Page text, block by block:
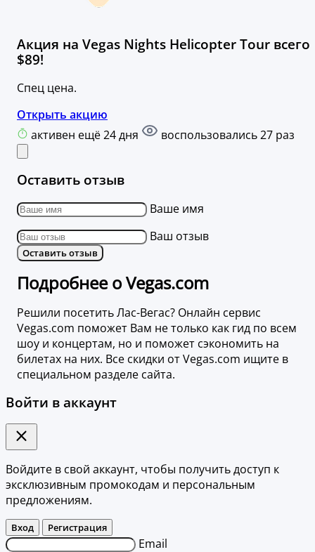
Акция на Vegas Nights Helicopter Tour всего
$89!
Спец цена.
Открыть акцию
активен ещё 24 дня
воспользовались 27 раз
Оставить отзыв
Ваше имя
Ваш отзыв
Оставить отзыв
Подробнее о Vegas.com
Решили посетить Лас-Вегас? Онлайн сервис
Vegas.com поможет Вам не только как гид по всем
шоу и концертам, но и поможет сэкономить на
билетах на них. Все скидки от Vegas.com ищите в
специальном разделе сайта.
Войти в аккаунт
Войдите в свой аккаунт, чтобы получить доступ к
эксклюзивным промокодам и персональным
предложениям.
Вход Регистрация
Email